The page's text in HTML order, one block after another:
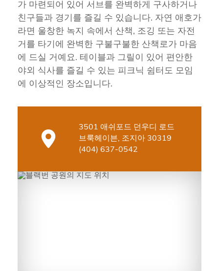
가 마련되어 있어 서브를 완벽하게 구사하거나
친구들과 경기를 즐길 수 있습니다. 자연 애호가
라면 울창한 녹지 속에서 산책, 조깅 또는 자전
거를 타기에 완벽한 구불구불한 산책로가 마음
에 드실 거예요. 테이블과 그릴이 있어 편안한
야외 식사를 즐길 수 있는 피크닉 쉼터도 모임
에 이상적인 장소입니다.
3501 애쉬포드 던우디 로드
브룩헤이븐, 조지아 30319
(404) 637-0542